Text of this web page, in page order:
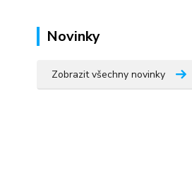
Novinky
Zobrazit všechny novinky